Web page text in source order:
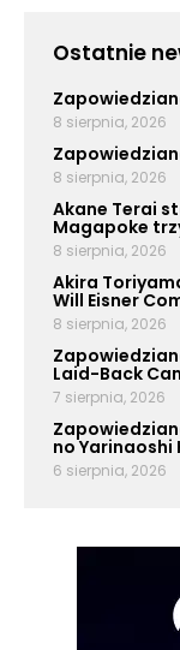
Ostatnie
8 sierpnia, 2026
8 sierpnia, 2026
Akane Terai
Magapoke
8 sierpnia, 2026
Akira
Will Eisner
8 sierpnia, 2026
Laid-Back
7 sierpnia, 2026
no Yarinaoshi
6 sierpnia, 2026